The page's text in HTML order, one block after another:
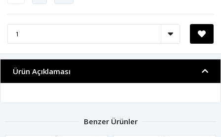
Ürün Açıklaması
Benzer Ürünler